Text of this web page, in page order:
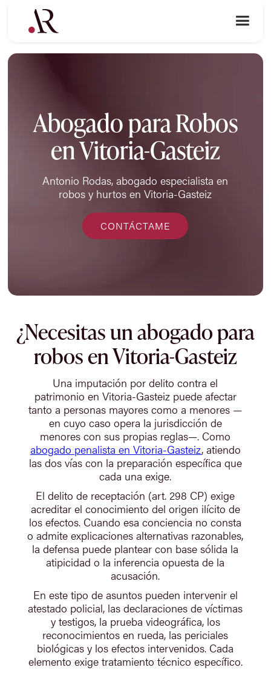
Abogado para Robos
en Vitoria-Gasteiz
Antonio Rodas, abogado especialista en
robos y hurtos en Vitoria-Gasteiz
CONTÁCTAME
¿Necesitas un abogado para
robos en Vitoria-Gasteiz
Una imputación por delito contra el
patrimonio en Vitoria-Gasteiz puede afectar
tanto a personas mayores como a menores —
en cuyo caso opera la jurisdicción de
menores con sus propias reglas—. Como
abogado penalista en Vitoria-Gasteiz, atiendo
las dos vías con la preparación específica que
cada una exige.
El delito de receptación (art. 298 CP) exige
acreditar el conocimiento del origen ilícito de
los efectos. Cuando esa conciencia no consta
o admite explicaciones alternativas razonables,
la defensa puede plantear con base sólida la
atipicidad o la inferencia opuesta de la
acusación.
En este tipo de asuntos pueden intervenir el
atestado policial, las declaraciones de víctimas
y testigos, la prueba videográfica, los
reconocimientos en rueda, las periciales
biológicas y los efectos intervenidos. Cada
elemento exige tratamiento técnico específico.